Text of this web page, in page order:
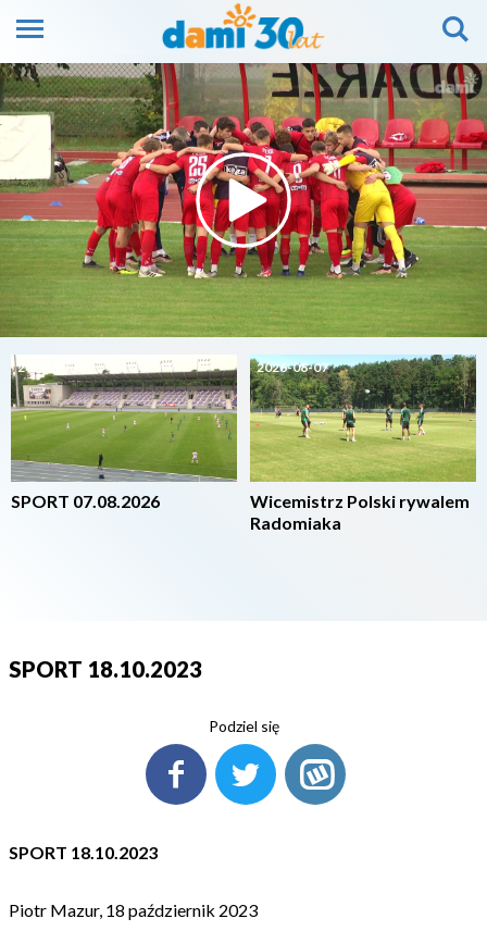
2026-08-07
SPORT 07.08.2026
2026-08-07
Wicemistrz Polski rywalem
Radomiaka
SPORT 18.10.2023
Podziel się
SPORT 18.10.2023
Piotr Mazur, 18 październik 2023